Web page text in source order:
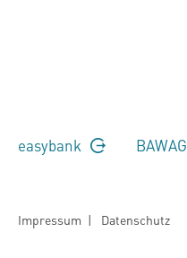
easybank BAWAG
Impressum | Datenschutz